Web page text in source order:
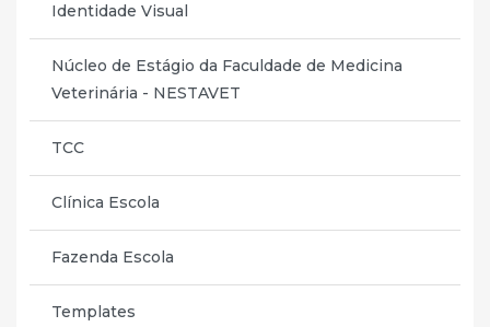
Identidade Visual
Núcleo de Estágio da Faculdade de Medicina
Veterinária - NESTAVET
TCC
Clínica Escola
Fazenda Escola
Templates